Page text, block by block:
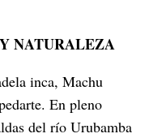
NATURALEZA
inca, Machu
En pleno
del río Urubamba